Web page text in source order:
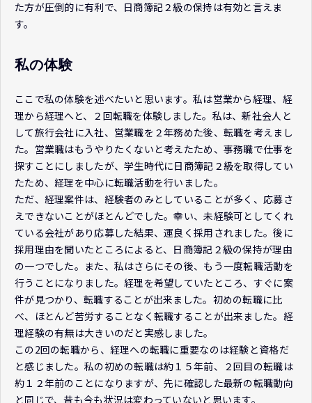
た方が圧倒的に有利で、日商簿記２級の保持は有効と言えま
す。
私の体験
ここで私の体験を述べたいと思います。私は営業から経理、経
理から経理へと、２回転職を体験しました。私は、新社会人と
して旅行会社に入社、営業職を２年務めた後、転職を考えまし
た。営業職はもうやりたくないと考えたため、事務職で仕事を
探すことにしましたが、学生時代に日商簿記２級を取得してい
たため、経理を中心に転職活動を行いました。
ただ、経理案件は、経験者のみとしていることが多く、応募さ
えできないことがほとんどでした。幸い、未経験可としてくれ
ている会社があり応募した結果、運良く採用されました。後に
採用理由を聞いたところによると、日商簿記２級の保持が理由
の一つでした。また、私はさらにその後、もう一度転職活動を
行うことになりました。経理を希望していたところ、すぐに案
件が見つかり、転職することが出来ました。初めの転職に比
べ、ほとんど苦労することなく転職することが出来ました。経
理経験の有無は大きいのだと実感しました。
この2回の転職から、経理への転職に重要なのは経験と資格だ
と感じました。私の初めの転職は約１５年前、２回目の転職は
約１２年前のことになりますが、先に確認した最新の転職動向
と同じで、昔も今も状況は変わっていないと思います。